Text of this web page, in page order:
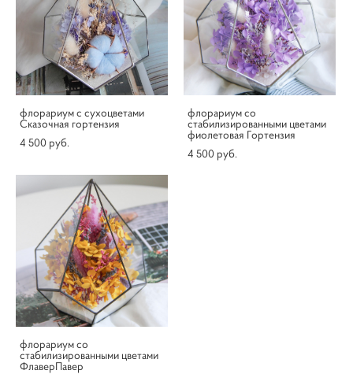
флорариум с сухоцветами
Сказочная гортензия
4 500 pуб.
флорариум со
стабилизированными цветами
фиолетовая Гортензия
4 500 pуб.
флорариум со
стабилизированными цветами
ФлаверПавер